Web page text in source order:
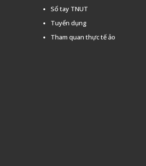
Sổ tay TNUT
Tuyển dụng
Tham quan thực tế ảo